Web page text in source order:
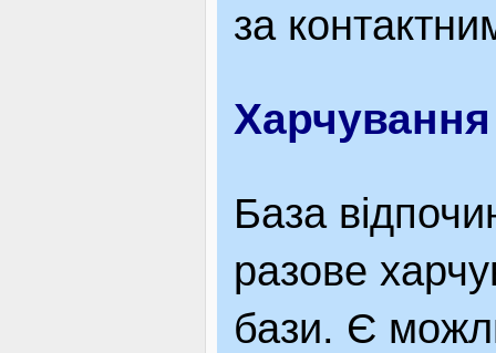
за
Харчування
База
разове
бази. Є